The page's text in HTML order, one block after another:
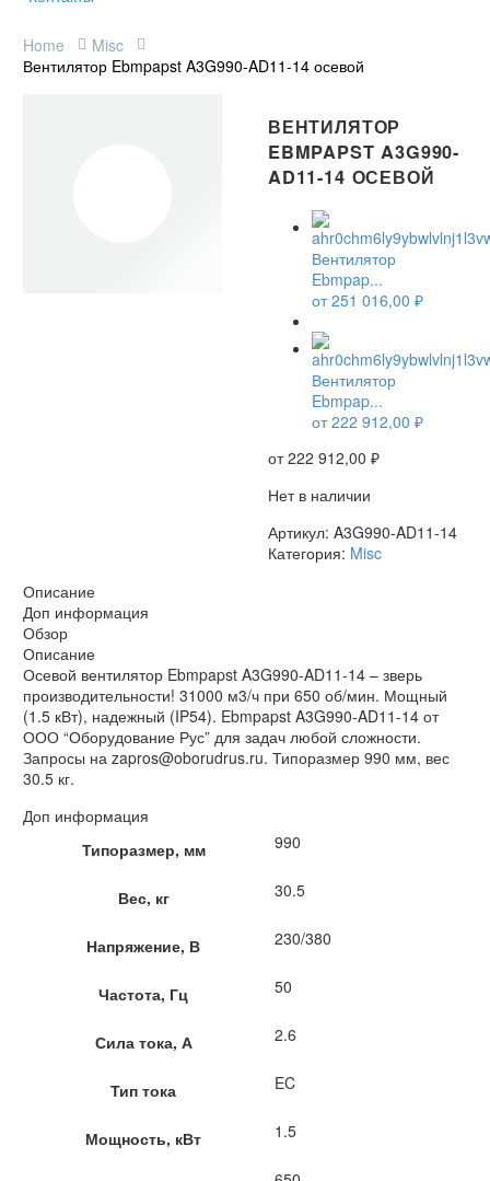
Home
Misc
Вентилятор Ebmpapst A3G990-AD11-14 осевой
ВЕНТИЛЯТОР
EBMPAPST A3G990-
AD11-14 ОСЕВОЙ
Вентилятор
Ebmpap...
от251 016,00 ₽
Вентилятор
Ebmpap...
от222 912,00 ₽
от222 912,00 ₽
Нет в наличии
Артикул: A3G990-AD11-14
Категория: Misc
Описание
Доп информация
Обзор
Описание
Осевой вентилятор Ebmpapst A3G990-AD11-14 – зверь
производительности! 31000 м3/ч при 650 об/мин. Мощный
(1.5 кВт), надежный (IP54). Ebmpapst A3G990-AD11-14 от
ООО “Оборудование Рус” для задач любой сложности.
Запросы на zapros@oborudrus.ru. Типоразмер 990 мм, вес
30.5 кг.
Доп информация
Типоразмер, мм
990
Вес, кг 30.5
Напряжение, В 230/380
Частота, Гц 50
Сила тока, А 2.6
Тип тока EC
Мощность, кВт 1.5